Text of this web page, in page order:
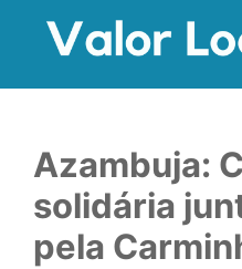
Azambuja:
solidária
pela